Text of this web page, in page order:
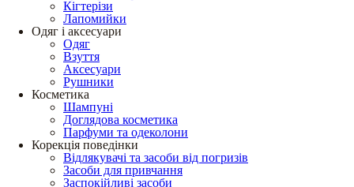
Кігтерізи
Лапомийки
Одяг і аксесуари
Одяг
Взуття
Аксесуари
Рушники
Косметика
Шампуні
Доглядова косметика
Парфуми та одеколони
Корекція поведінки
Відлякувачі та засоби від погризів
Засоби для привчання
Заспокійливі засоби